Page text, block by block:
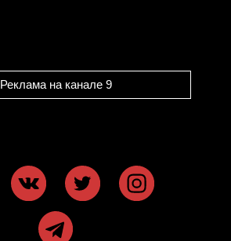
Реклама на канале 9